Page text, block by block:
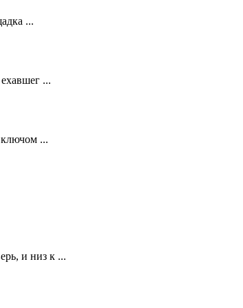
...
...
ключом ...
и низ к ...